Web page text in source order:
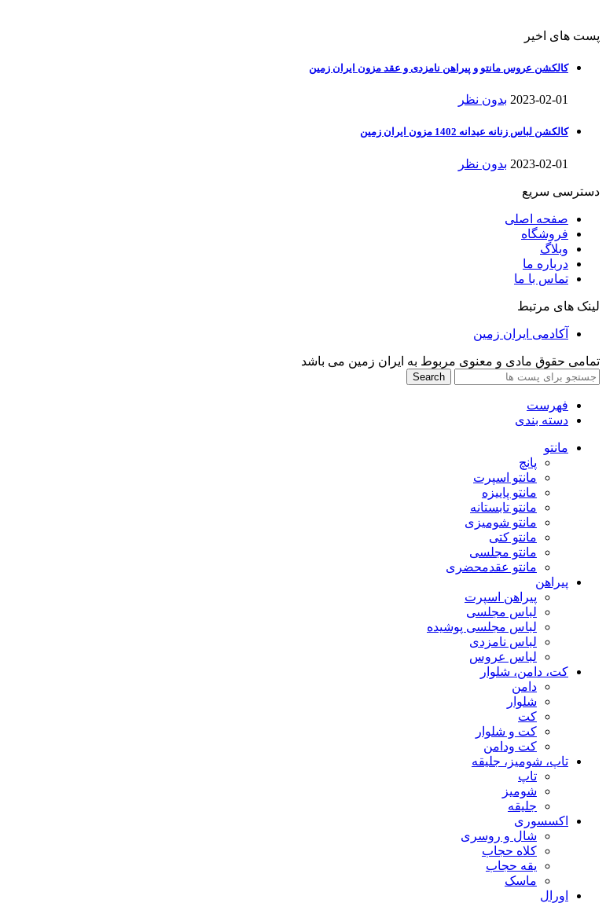
پست های اخیر
کالکشن عروس مانتو و پیراهن نامزدی و عقد مزون ایران زمین
2023-02-01 بدون نظر
کالکشن لباس زنانه عیدانه 1402 مزون ایران زمین
2023-02-01 بدون نظر
دسترسی سریع
صفحه اصلی
فروشگاه
وبلاگ
درباره ما
تماس با ما
لینک های مرتبط
آکادمی ایران زمین
تمامی حقوق مادی و معنوی مربوط به ایران زمین می باشد
Search
فهرست
دسته بندی
مانتو
پانچ
مانتو اسپرت
مانتو پاییزه
مانتو تابستانه
مانتو شومیزی
مانتو کتی
مانتو مجلسی
مانتو عقد‌محضری
پیراهن
پیراهن اسپرت
لباس مجلسی
لباس مجلسی پوشیده
لباس نامزدی
لباس عروس
کت، دامن، شلوار
دامن
شلوار
کت
کت و شلوار
کت ودامن
تاپ، شومیز، جلیقه
تاپ
شومیز
جلیقه
اکسسوری
شال و روسری
کلاه حجاب
یقه حجاب
ماسک
اورال